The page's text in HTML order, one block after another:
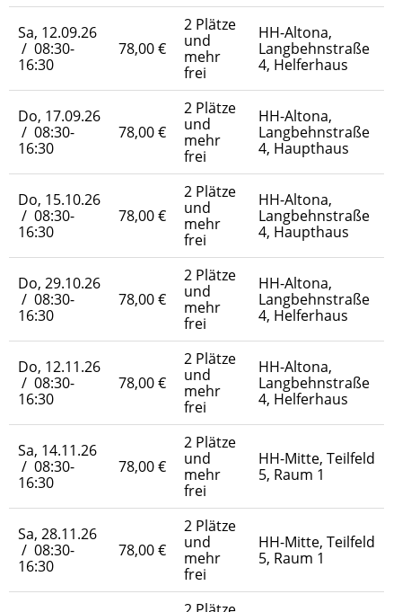
Sa, 12.09.26
/ 08:30-
16:30
78,00 €
2 Plätze
und
mehr
frei
HH-Altona,
Langbehnstraße
4, Helferhaus
Do, 17.09.26
/ 08:30-
16:30
78,00 €
2 Plätze
und
mehr
frei
HH-Altona,
Langbehnstraße
4, Haupthaus
Do, 15.10.26
/ 08:30-
16:30
78,00 €
2 Plätze
und
mehr
frei
HH-Altona,
Langbehnstraße
4, Haupthaus
Do, 29.10.26
/ 08:30-
16:30
78,00 €
2 Plätze
und
mehr
frei
HH-Altona,
Langbehnstraße
4, Helferhaus
Do, 12.11.26
/ 08:30-
16:30
78,00 €
2 Plätze
und
mehr
frei
HH-Altona,
Langbehnstraße
4, Helferhaus
Sa, 14.11.26
/ 08:30-
16:30
78,00 €
2 Plätze
und
mehr
frei
HH-Mitte, Teilfeld
5, Raum 1
Sa, 28.11.26
/ 08:30-
16:30
78,00 €
2 Plätze
und
mehr
frei
HH-Mitte, Teilfeld
5, Raum 1